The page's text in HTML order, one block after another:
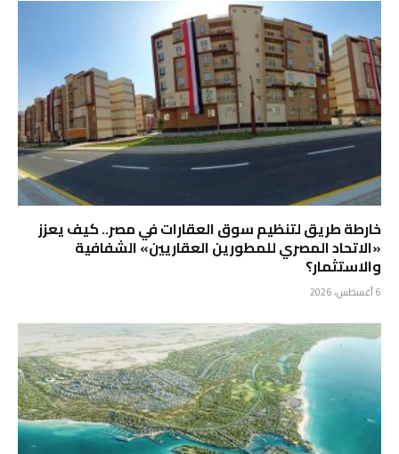
خارطة طريق لتنظيم سوق العقارات في مصر.. كيف يعزز
«الاتحاد المصري للمطورين العقاريين» الشفافية
والاستثمار؟
6 أغسطس، 2026